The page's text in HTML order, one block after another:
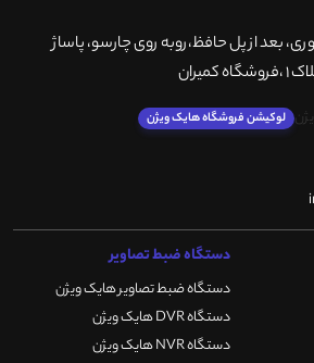
بعد از پل حافظ،روبه روی چارسو، پاساژ
لوکیشن فروشگاه هایک ویژن
دستگاه ضبط تصاویر
دستگاه ضبط تصاویر هایک ویژن
دستگاه DVR هایک ویژن
دستگاه NVR هایک ویژن